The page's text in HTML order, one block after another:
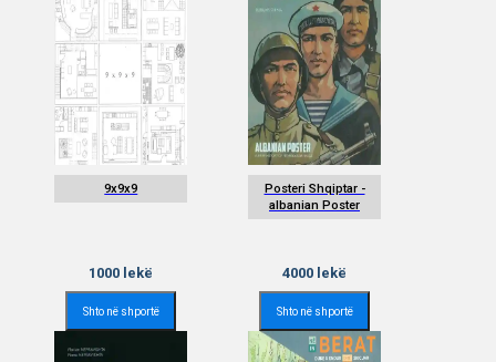
9x9x9
1000 lekë
Shto në shportë
Posteri Shqiptar -
albanian Poster
4000 lekë
Shto në shportë